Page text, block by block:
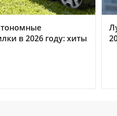
в 2026 году: хиты